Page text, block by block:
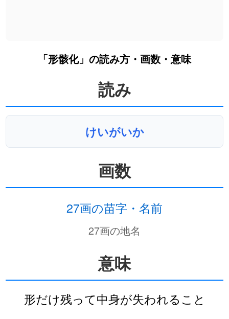
「形骸化」の読み方・画数・意味
読み
けいがいか
画数
27画の苗字・名前
27画の地名
意味
形だけ残って中身が失われること